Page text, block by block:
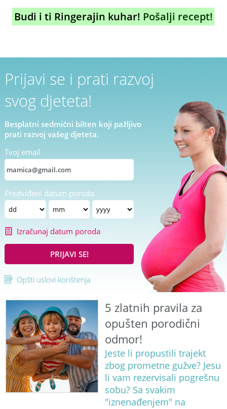
Budi i ti Ringerajin kuhar! Pošalji recept!
Prijavi se i prati razvoj
svog djeteta!
Besplatni sedmični bilten koji pažljivo
prati razvoj vašeg djeteta.
Tvoj email
Predviđeni datum poroda
Izračunaj datum poroda
PRIJAVI SE!
Opšti uslovi korištenja
5 zlatnih pravila za
opušten porodični
odmor!
Jeste li propustili trajekt
zbog prometne gužve? Jesu
li vam rezervisali pogrešnu
sobu? Sa svakim
"iznenađenjem" na